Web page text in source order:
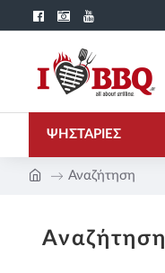
ΨΗΣΤΑΡΙΕΣ
Αναζήτηση
Αναζήτηση